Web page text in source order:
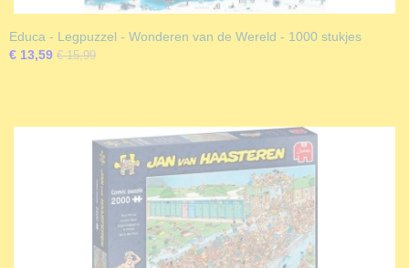
Educa - Legpuzzel - Wonderen van de Wereld - 1000 stukjes
€ 13,59 € 15,99